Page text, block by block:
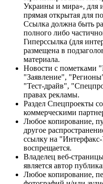
Украины и мира», для
прямая открытая для
Ссылка должна быть
полного либо
Гиперссылка (для
размещена в
материала.
Новости с пометками
"Заявление",
"Тест-драйв",
правах рекламы.
Раздел Спецпроекты
коммерческими
Любое копирование,
другое
ссылку на
воспрещается.
Владелец веб-
является автор
Любое копирование,